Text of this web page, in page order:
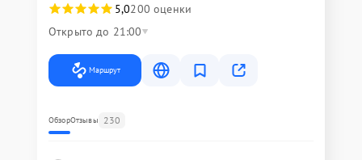
5,0200 оценки
Открыто до 21:00
Маршрут
ОбзорОтзывы 230